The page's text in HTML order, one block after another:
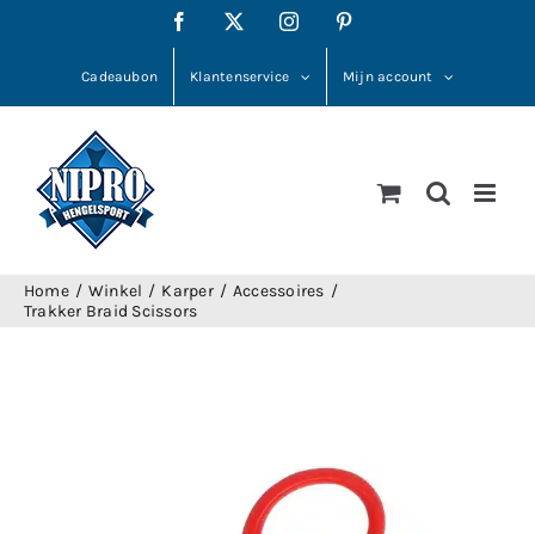
Facebook Instagram
Cadeaubon Klantenservice Mijn account
Home Winkel Karper
Accessoires
Trakker Braid Scissors